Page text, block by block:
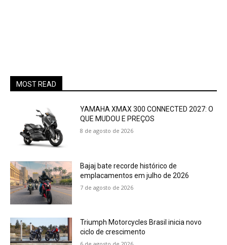
MOST READ
YAMAHA XMAX 300 CONNECTED 2027: O
QUE MUDOU E PREÇOS
8 de agosto de 2026
Bajaj bate recorde histórico de
emplacamentos em julho de 2026
7 de agosto de 2026
Triumph Motorcycles Brasil inicia novo
ciclo de crescimento